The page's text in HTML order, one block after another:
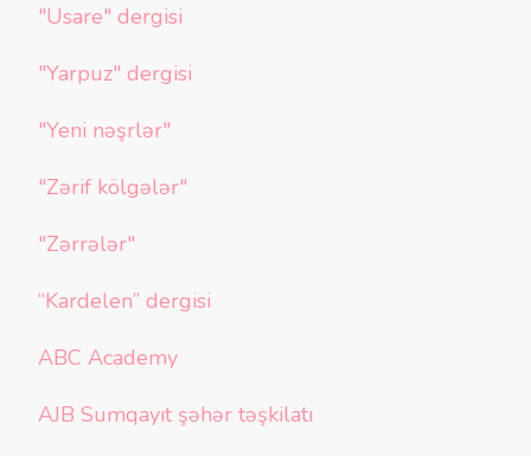
"Usare" dergisi
"Yarpuz" dergisi
"Yeni nəşrlər"
"Zərif kölgələr"
"Zərrələr"
“Kardelen” dergisi
ABC Academy
AJB Sumqayıt şəhər təşkilatı